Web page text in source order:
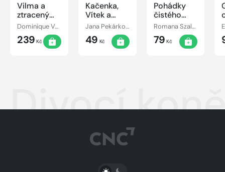
Vilma a
ztracený
den
Dominique Valente
239 Kč
Kačenka,
Vítek a
jejich
pohádkové
dobrodružství
Jana Pekárková
49 Kč
Pohádky
čistého
srdce
Romana Szalaiová
79 Kč
Divocí
PŘEPNOUT SVĚTLÝ/TMAVÝ REŽIM